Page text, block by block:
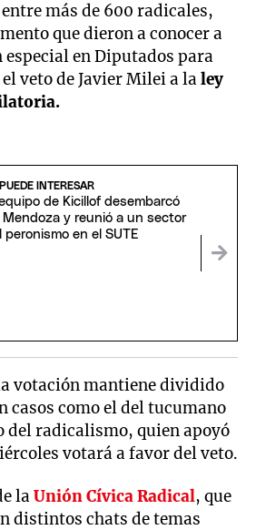
más de 600 radicales,
que dieron a conocer a
especial en Diputados para
veto de Javier Milei a laley
INTERESAR
de Kicillof desembarcó
Mendoza y reunió a un sector
peronismo en el SUTE
votación mantiene dividido
casos como el del tucumano
del radicalismo, quien apoyó
votará a favor del veto.
laUnión Cívica Radical, que
distintos chats de temas